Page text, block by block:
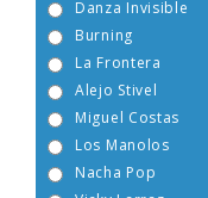
Burning
Alejo Stivel
Miguel Costas
Nacha Pop